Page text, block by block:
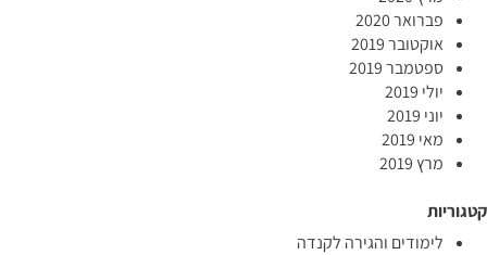
פברואר 2020
אוקטובר 2019
ספטמבר 2019
יולי 2019
יוני 2019
מאי 2019
מרץ 2019
קטגוריות
לימודים והגירה לקנדה